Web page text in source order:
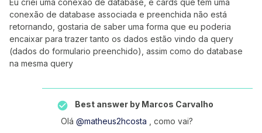
Eu criei uma conexão de database, e cards que tem uma
conexão de database associada e preenchida não está
retornando, gostaria de saber uma forma que eu poderia
encaixar para trazer tanto os dados estão vindo da query
(dados do formulario preenchido), assim como do database
na mesma query
Best answer by Marcos Carvalho
Olá @matheus2hcosta , como vai?